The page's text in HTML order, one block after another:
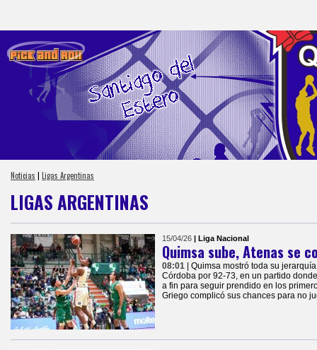
Noticias | Ligas Argentinas
LIGAS ARGENTINAS
15/04/26 | Liga Nacional
Quimsa sube, Atenas se
08:01
| Quimsa mostró toda su
Córdoba por 92-73, en un partido
a fin para seguir prendido en los
Griego complicó sus chances para no